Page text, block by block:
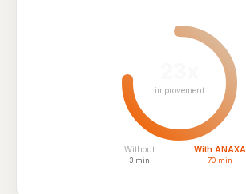
improvement
Without
3 min
With ANAXA
70 min